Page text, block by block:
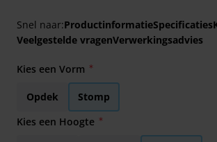
Snel naar:ProductinformatieSpecificaties
Veelgestelde vragenVerwerkingsadvies
Kies een Vorm
Opdek
Stomp
Kies een Hoogte